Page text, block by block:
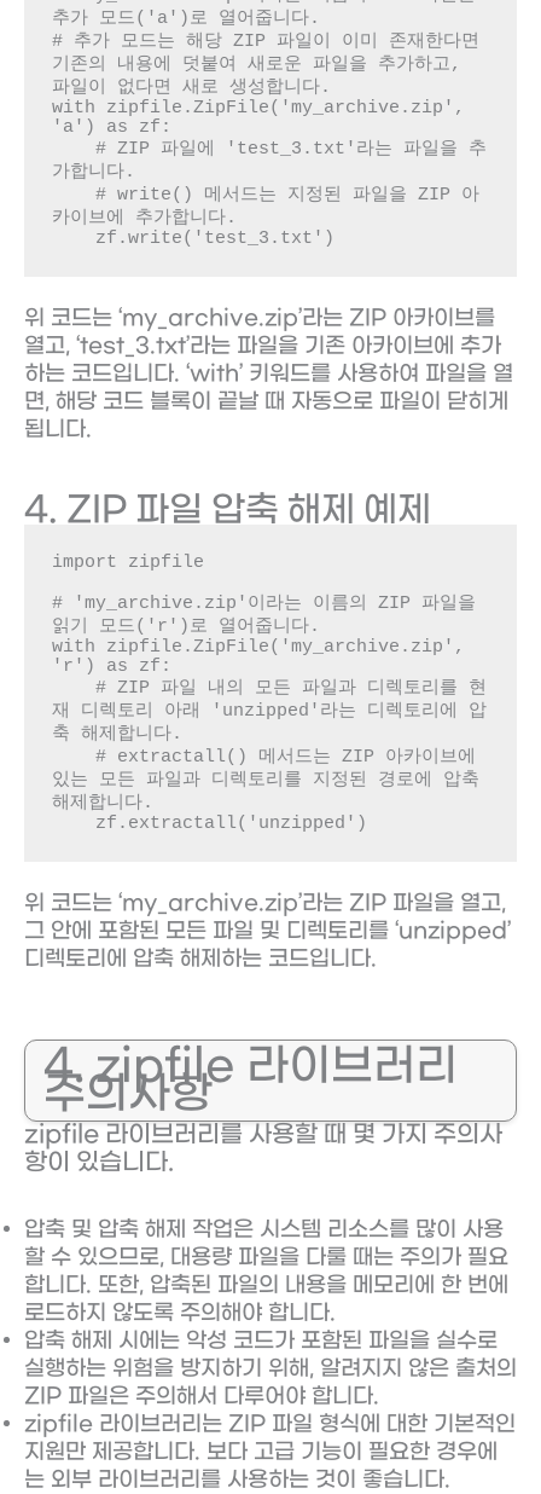
추가 모드('a')로 열어줍니다.
# 추가 모드는 해당 ZIP 파일이 이미 존재한다면
기존의 내용에 덧붙여 새로운 파일을 추가하고,
파일이 없다면 새로 생성합니다.
with zipfile.ZipFile('my_archive.zip',
'a') as zf:
    # ZIP 파일에 'test_3.txt'라는 파일을 추
가합니다.
    # write() 메서드는 지정된 파일을 ZIP 아
카이브에 추가합니다.
    zf.write('test_3.txt')
위 코드는 ‘my_archive.zip’라는 ZIP 아카이브를
열고, ‘test_3.txt’라는 파일을 기존 아카이브에 추가
하는 코드입니다. ‘with’ 키워드를 사용하여 파일을 열
면, 해당 코드 블록이 끝날 때 자동으로 파일이 닫히게
됩니다.
4. ZIP 파일 압축 해제 예제
import zipfile
# 'my_archive.zip'이라는 이름의 ZIP 파일을
읽기 모드('r')로 열어줍니다.
with zipfile.ZipFile('my_archive.zip',
'r') as zf:
    # ZIP 파일 내의 모든 파일과 디렉토리를 현
재 디렉토리 아래 'unzipped'라는 디렉토리에 압
축 해제합니다.
    # extractall() 메서드는 ZIP 아카이브에
있는 모든 파일과 디렉토리를 지정된 경로에 압축
해제합니다.
    zf.extractall('unzipped')
위 코드는 ‘my_archive.zip’라는 ZIP 파일을 열고,
그 안에 포함된 모든 파일 및 디렉토리를 ‘unzipped’
디렉토리에 압축 해제하는 코드입니다.
4. zipfile 라이브러리
주의사항
zipfile 라이브러리를 사용할 때 몇 가지 주의사
항이 있습니다.
압축 및 압축 해제 작업은 시스템 리소스를 많이 사용
할 수 있으므로, 대용량 파일을 다룰 때는 주의가 필요
합니다. 또한, 압축된 파일의 내용을 메모리에 한 번에
로드하지 않도록 주의해야 합니다.
압축 해제 시에는 악성 코드가 포함된 파일을 실수로
실행하는 위험을 방지하기 위해, 알려지지 않은 출처의
ZIP 파일은 주의해서 다루어야 합니다.
zipfile 라이브러리는 ZIP 파일 형식에 대한 기본적인
지원만 제공합니다. 보다 고급 기능이 필요한 경우에
는 외부 라이브러리를 사용하는 것이 좋습니다.